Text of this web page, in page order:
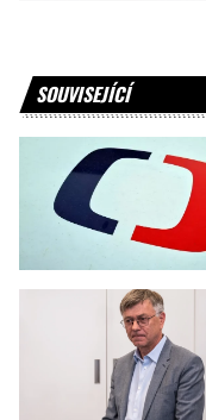
SOUVISEJÍCÍ